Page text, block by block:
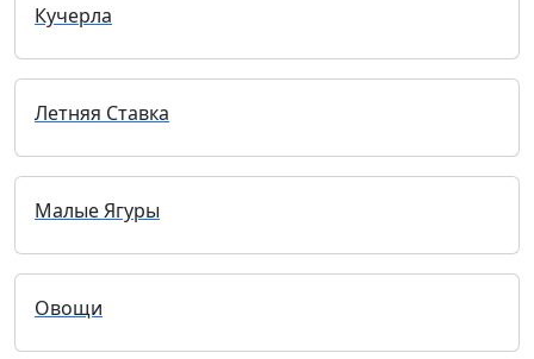
Кучерла
Летняя Ставка
Малые Ягуры
Овощи